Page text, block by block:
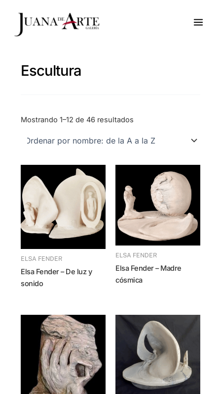
Escultura
Mostrando 1–12 de 46 resultados
ELSA FENDER
Elsa Fender – De luz y
sonido
ELSA FENDER
Elsa Fender – Madre
cósmica